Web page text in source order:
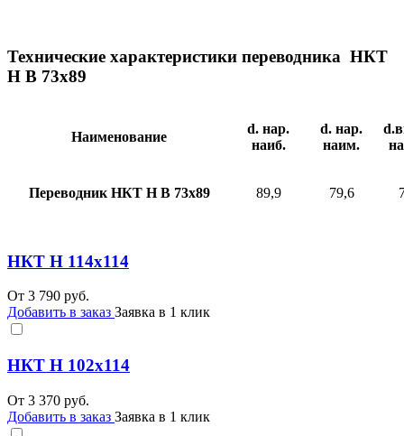
Технические характеристики переводника НКТ
Н В 73х89
Наименование
d. нар.
наиб.
d. нар.
наим.
Переводник НКТ Н В 73х89 89,9 79,6
НКТ Н 114х114
От 3 790 руб.
Добавить в заказ Заявка в 1 клик
НКТ Н 102х114
От 3 370 руб.
Добавить в заказ Заявка в 1 клик